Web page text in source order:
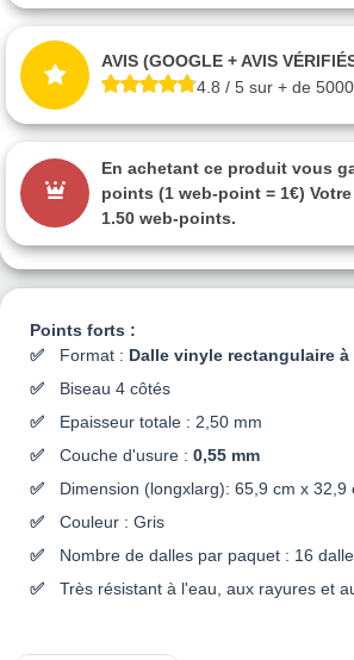
Points forts :
Format : Dalle vinyle rectangulaire
Biseau 4 côtés
Epaisseur totale : 2,50 mm
Couche d'usure : 0,55 mm
Dimension (longxlarg): 65,9 cm x 32,9
Couleur : Gris
Nombre de dalles par paquet : 16
Très résistant à l'eau, aux rayures et
AVIS (GOOGLE + AVIS
4.8 / 5 sur + de
En achetant ce produit vous
points (1 web-point = 1€)
1.50 web-points.